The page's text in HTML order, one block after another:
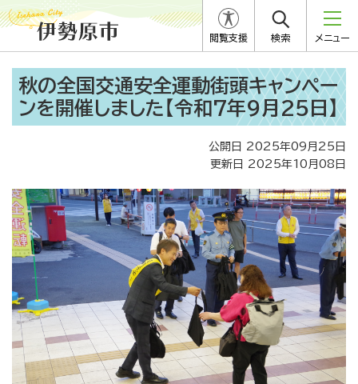
閲覧支援 検索 メニュー
秋の全国交通安全運動街頭キャンペー
ンを開催しました【令和7年9月25日】
公開日 2025年09月25日
更新日 2025年10月08日